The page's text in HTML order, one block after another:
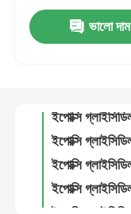
আমাদের সম্পর্কে
মান নিয়ন্ত্রণ
যোগাযোগ করুন
ভালো দাম